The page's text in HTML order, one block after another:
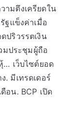
ามตึงเครียดใน
ฐแข็งค่าเมื่อ
ปริวรรตเงิน
มประชุมผู้ถือ
เว็บไซต์ยอด
. มีเทรดเดอร์
อน. BCP เปิด